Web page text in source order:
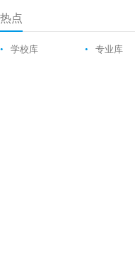
热点
• 学校库 • 专业库